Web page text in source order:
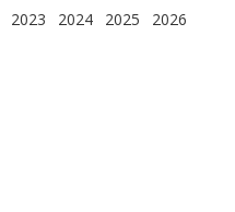
2023 2024 2025 2026